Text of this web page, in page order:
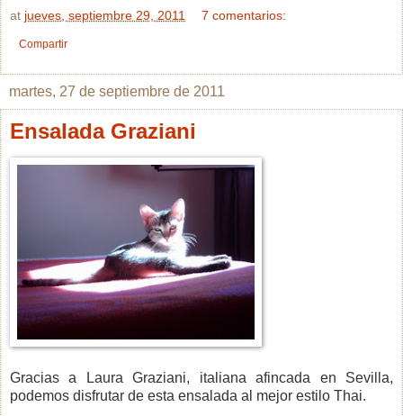
at jueves, septiembre 29, 2011 7 comentarios:
Compartir
martes, 27 de septiembre de 2011
Ensalada Graziani
Gracias a Laura Graziani, italiana afincada en Sevilla,
podemos disfrutar de esta ensalada al mejor estilo Thai.